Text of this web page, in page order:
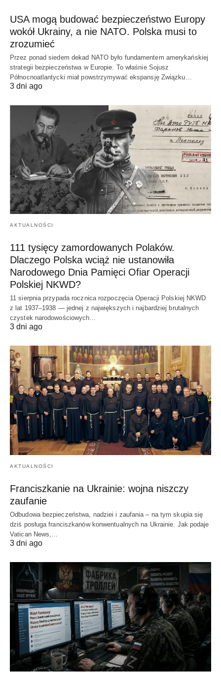
USA mogą budować bezpieczeństwo Europy
wokół Ukrainy, a nie NATO. Polska musi to
zrozumieć
Przez ponad siedem dekad NATO było fundamentem amerykańskiej
strategii bezpieczeństwa w Europie. To właśnie Sojusz
Północnoatlantycki miał powstrzymywać ekspansję Związku…
3 dni ago
AKTUALNOŚCI
111 tysięcy zamordowanych Polaków.
Dlaczego Polska wciąż nie ustanowiła
Narodowego Dnia Pamięci Ofiar Operacji
Polskiej NKWD?
11 sierpnia przypada rocznica rozpoczęcia Operacji Polskiej NKWD
z lat 1937–1938 — jednej z największych i najbardziej brutalnych
czystek narodowościowych…
3 dni ago
AKTUALNOŚCI
Franciszkanie na Ukrainie: wojna niszczy
zaufanie
Odbudowa bezpieczeństwa, nadziei i zaufania – na tym skupia się
dziś posługa franciszkanów konwentualnych na Ukrainie. Jak podaje
Vatican News,…
3 dni ago